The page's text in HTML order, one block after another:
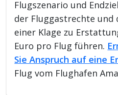
Flugszenario und
der Fluggastrechte und
einer Klage zu
Euro pro Flug führen.
Sie Anspruch auf eine
Flug vom Flughafen